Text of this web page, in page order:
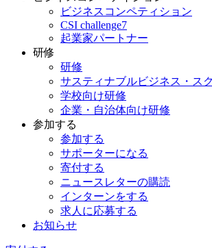
ビジネスコンペティション
CSI challenge7
起業家パートナー
研修
研修
サスティナブルビジネス・ス
学校向け研修
企業・自治体向け研修
参加する
参加する
サポーターになる
寄付する
ニュースレターの購読
インターンをする
求人に応募する
お知らせ